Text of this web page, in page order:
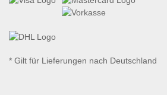
* Gilt für Lieferungen nach Deutschland